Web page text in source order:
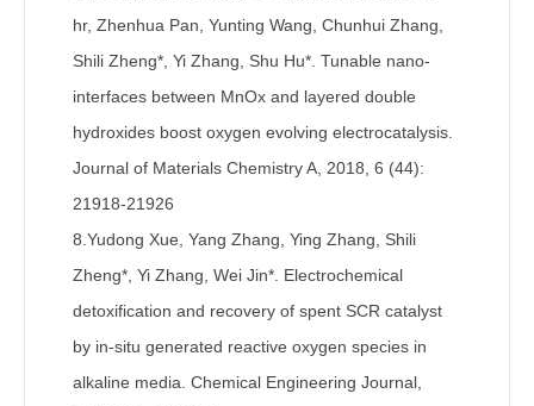
hr, Zhenhua Pan, Yunting Wang, Chunhui Zhang,
Shili Zheng*, Yi Zhang, Shu Hu*. Tunable nano-
interfaces between MnOx and layered double
hydroxides boost oxygen evolving electrocatalysis.
Journal of Materials Chemistry A, 2018, 6 (44):
21918-21926
8.Yudong Xue, Yang Zhang, Ying Zhang, Shili
Zheng*, Yi Zhang, Wei Jin*. Electrochemical
detoxification and recovery of spent SCR catalyst
by in-situ generated reactive oxygen species in
alkaline media. Chemical Engineering Journal,